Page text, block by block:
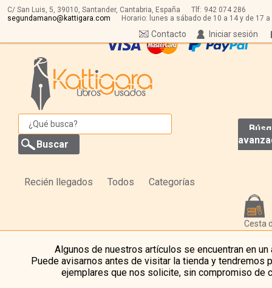
C/ San Luis, 5, 39010, Santander, Cantabria, España Tlf: 942 074 286
segundamano@kattigara.com
Horario: lunes a sábado de 10 a 14 y de 17 a
Iniciar sesión
Contacto
Recién llegados Todos Categorías
Cesta
Algunos de nuestros artículos se encuentran en un
Puede avisarnos antes de visitar la tienda y tendremos
ejemplares que nos solicite, sin compromiso de